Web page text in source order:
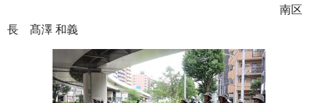
南区
長 髙澤 和義